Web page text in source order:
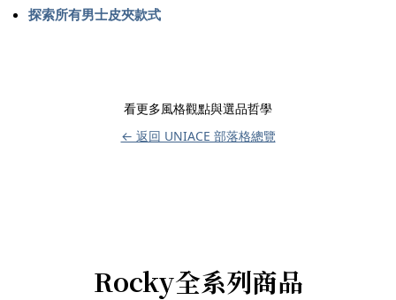
探索所有男士皮夾款式
看更多風格觀點與選品哲學
← 返回 UNIACE 部落格總覽
Rocky全系列商品